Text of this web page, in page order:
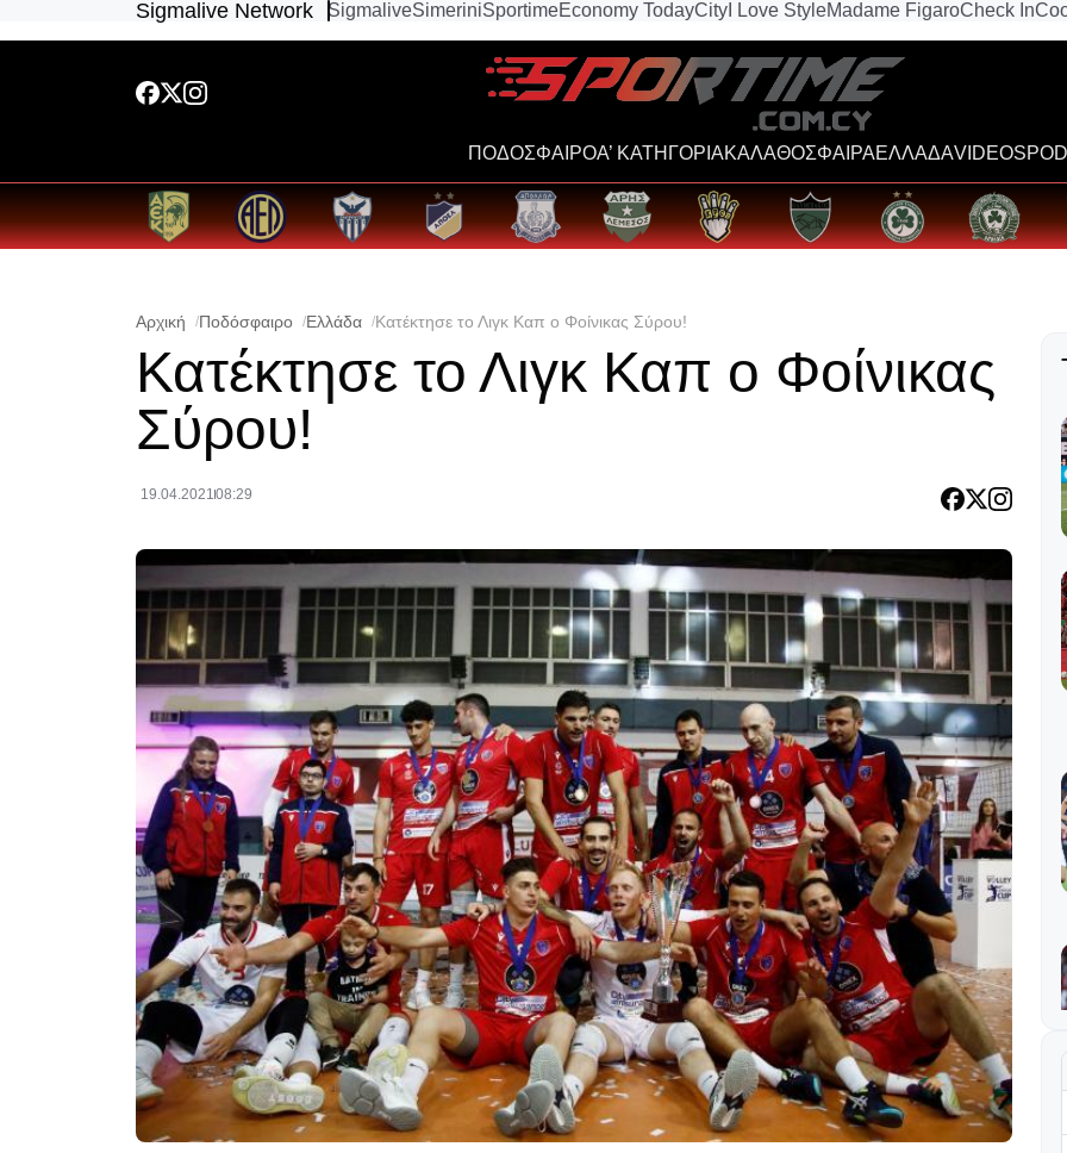
Sigmalive Network SigmaliveSimeriniSportimeEconomy TodayCity I Love StyleMadame FigaroCheck In
ΠΟΔΟΣΦΑΙΡΟΑ’ ΚΑΤΗΓΟΡΙΑΚΑΛΑΘΟΣΦΑΙΡΑΕΛΛΑΔΑVIDEOS
Αρχική Ποδόσφαιρο Ελλάδα Κατέκτησε το Λιγκ Καπ ο Φοίνικας Σύρου!
Κατέκτησε το Λιγκ Καπ ο Φοίνικας
Σύρου!
19.04.202108:29